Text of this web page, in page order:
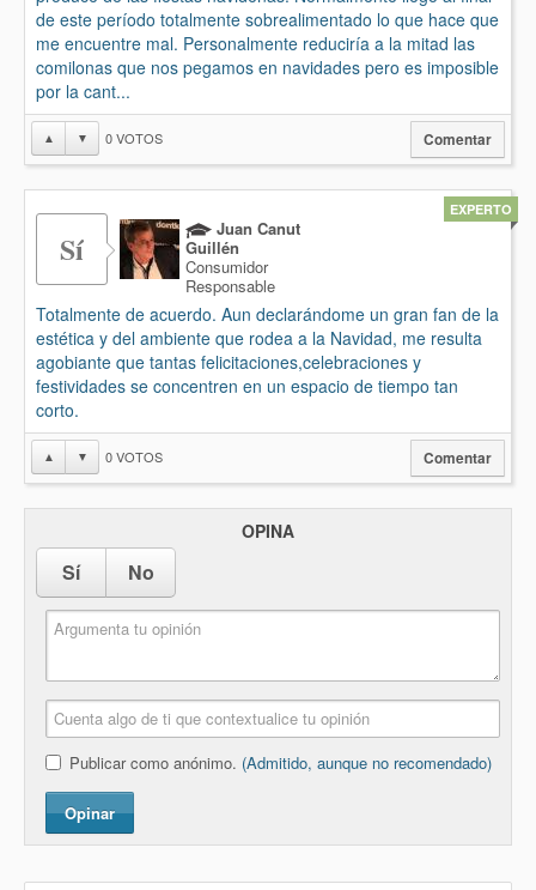
de este período totalmente sobrealimentado lo que hace que
me encuentre mal. Personalmente reduciría a la mitad las
comilonas que nos pegamos en navidades pero es imposible
por la cant...
▲ ▼ 0VOTOS Comentar
Sí
Juan Canut
Guillén
Consumidor
Responsable
Totalmente de acuerdo. Aun declarándome un gran fan de la
estética y del ambiente que rodea a la Navidad, me resulta
agobiante que tantas felicitaciones,celebraciones y
festividades se concentren en un espacio de tiempo tan
corto.
EXPERTO
▲ ▼ 0VOTOS Comentar
OPINA
Sí No
Publicar como anónimo. (Admitido, aunque no recomendado)
Opinar